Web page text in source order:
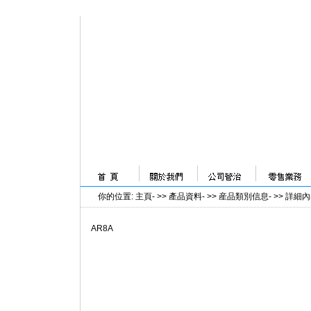
你的位置: 主頁- >> 產品資料- >> 産品類別信息- >> 詳細
AR8A